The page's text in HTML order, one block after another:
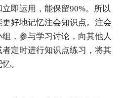
即运用，能保留90%。所以
好地记忆注会知识点。注会
，参与学习讨论，向其他人
定时进行知识点练习，将其
。